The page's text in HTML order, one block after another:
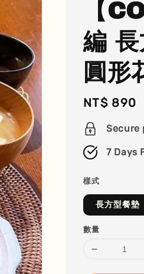
【
編
圓形
Regular
price
NT$ 890
Secure
7 Days
樣式
長方型餐墊
數量